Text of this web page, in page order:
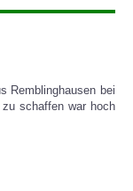
Remblinghausen bei
schaffen war hoch